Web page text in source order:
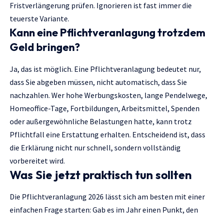
Fristverlängerung prüfen. Ignorieren ist fast immer die
teuerste Variante.
Kann eine Pflichtveranlagung trotzdem
Geld bringen?
Ja, das ist möglich. Eine Pflichtveranlagung bedeutet nur,
dass Sie abgeben müssen, nicht automatisch, dass Sie
nachzahlen. Wer hohe Werbungskosten, lange Pendelwege,
Homeoffice-Tage, Fortbildungen, Arbeitsmittel, Spenden
oder außergewöhnliche Belastungen hatte, kann trotz
Pflichtfall eine Erstattung erhalten. Entscheidend ist, dass
die Erklärung nicht nur schnell, sondern vollständig
vorbereitet wird.
Was Sie jetzt praktisch tun sollten
Die Pflichtveranlagung 2026 lässt sich am besten mit einer
einfachen Frage starten: Gab es im Jahr einen Punkt, den